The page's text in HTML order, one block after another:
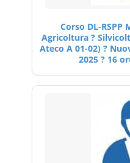
Corso DL-
Agricoltura ?
Ateco A 01-02) ?
2025 ? 16